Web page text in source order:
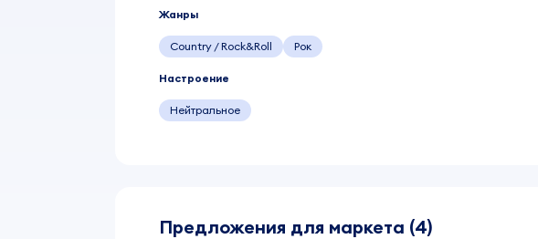
Жанры
Country / Rock&Roll Рок
Настроение
Нейтральное
Предложения для маркета (4)